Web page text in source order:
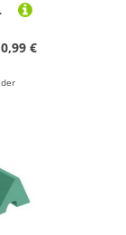
von Poolspitzen
€